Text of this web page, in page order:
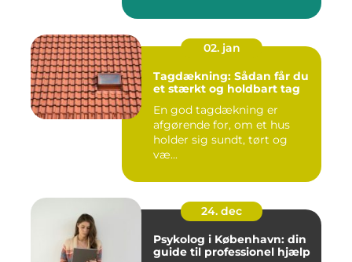
02. jan
Tagdækning: Sådan får du
et stærkt og holdbart tag
En god tagdækning er
afgørende for, om et hus
holder sig sundt, tørt og
væ...
24. dec
Psykolog i København: din
guide til professionel hjælp